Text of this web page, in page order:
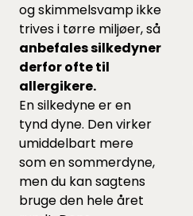
og skimmelsvamp ikke
trives i tørre miljøer, så
anbefales silkedyner
derfor ofte til
allergikere.
En silkedyne er en
tynd dyne. Den virker
umiddelbart mere
som en sommerdyne,
men du kan sagtens
bruge den hele året